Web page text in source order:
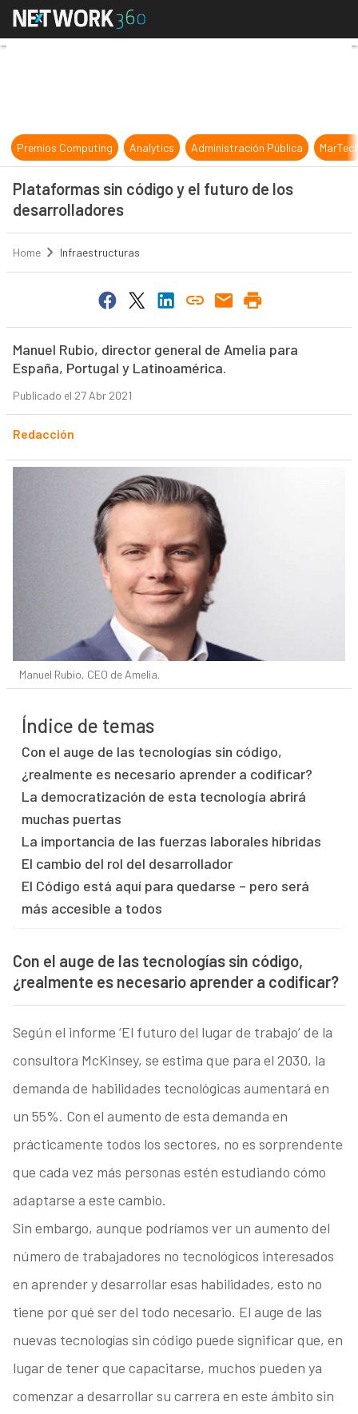
Plataformas sin código y el futuro
Premios Computing Analytics Administración Pública
Plataformas sin código y el futuro de los
desarrolladores
Home Infraestructuras
Manuel Rubio, director general de Amelia para
España, Portugal y Latinoamérica.
Publicado el 27 Abr 2021
Redacción
Manuel Rubio, CEO de Amelia.
Índice de temas
Con el auge de las tecnologías sin código,
¿realmente es necesario aprender a codificar?
La democratización de esta tecnología abrirá
muchas puertas
La importancia de las fuerzas laborales híbridas
El cambio del rol del desarrollador
El Código está aquí para quedarse – pero será
más accesible a todos
Con el auge de las tecnologías sin código,
¿realmente es necesario aprender a codificar?
Según el informe ‘El futuro del lugar de trabajo’ de la
consultora McKinsey, se estima que para el 2030, la
demanda de habilidades tecnológicas aumentará en
un 55%. Con el aumento de esta demanda en
prácticamente todos los sectores, no es sorprendente
que cada vez más personas estén estudiando cómo
adaptarse a este cambio.
Sin embargo, aunque podríamos ver un aumento del
número de trabajadores no tecnológicos interesados
en aprender y desarrollar esas habilidades, esto no
tiene por qué ser del todo necesario. El auge de las
nuevas tecnologías sin código puede significar que, en
lugar de tener que capacitarse, muchos pueden ya
comenzar a desarrollar su carrera en este ámbito sin